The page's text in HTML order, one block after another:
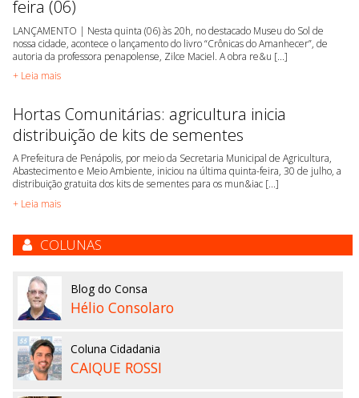
feira (06)
LANÇAMENTO | Nesta quinta (06) às 20h, no destacado Museu do Sol de
nossa cidade, acontece o lançamento do livro “Crônicas do Amanhecer”, de
autoria da professora penapolense, Zilce Maciel. A obra re&u [...]
+ Leia mais
Hortas Comunitárias: agricultura inicia
distribuição de kits de sementes
A Prefeitura de Penápolis, por meio da Secretaria Municipal de Agricultura,
Abastecimento e Meio Ambiente, iniciou na última quinta-feira, 30 de julho, a
distribuição gratuita dos kits de sementes para os mun&iac [...]
+ Leia mais
COLUNAS
Blog do Consa
Hélio Consolaro
Coluna Cidadania
CAIQUE ROSSI